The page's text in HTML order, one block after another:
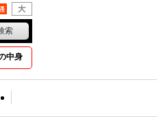
中身